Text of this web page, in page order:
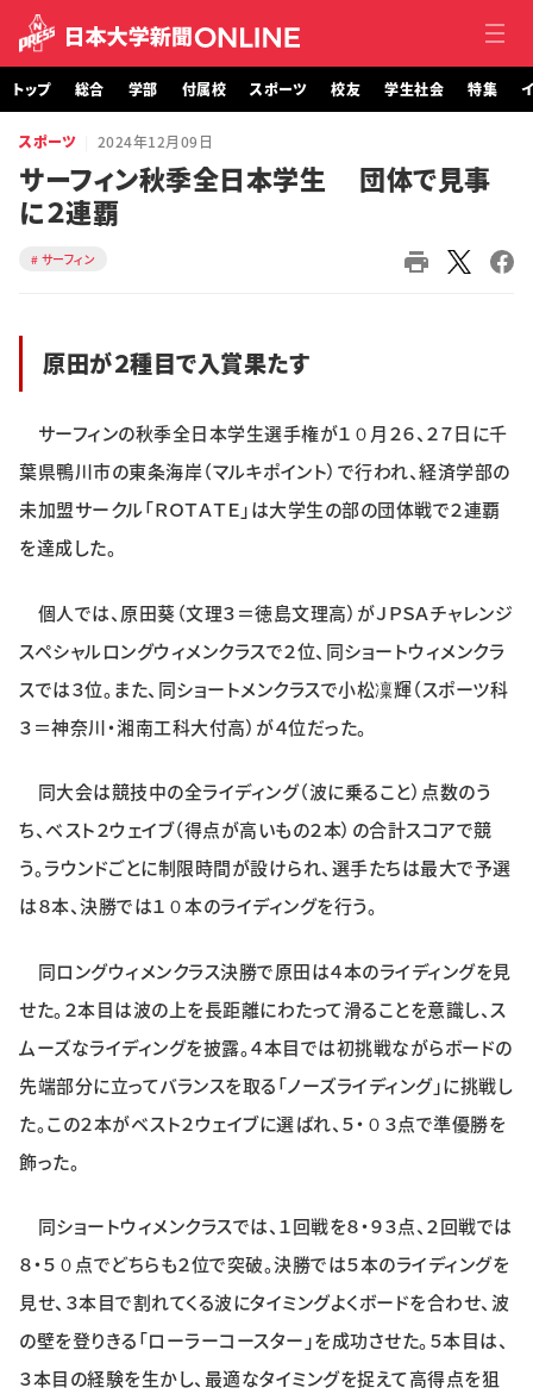
トップ
総合
学部・大学院
校友
学生社会
特集・企画
イベント
購読 日大文芸賞
トップ 総合 学部 付属校 スポーツ 校友 学生社会 特集
スポーツ 2024年12月09日
サーフィン秋季全日本学生 団体で見事
に２連覇
サーフィン
原田が２種目で入賞果たす
サーフィンの秋季全日本学生選手権が１０月２６、２７日に千
葉県鴨川市の東条海岸（マルキポイント）で行われ、経済学部の
未加盟サークル「ＲＯＴＡＴＥ」は大学生の部の団体戦で２連覇
を達成した。
個人では、原田葵（文理３＝徳島文理高）がＪＰＳＡチャレンジ
スペシャルロングウィメンクラスで２位、同ショートウィメンクラ
スでは３位。また、同ショートメンクラスで小松凜輝（スポーツ科
３＝神奈川・湘南工科大付高）が４位だった。
同大会は競技中の全ライディング（波に乗ること）点数のう
ち、ベスト２ウェイブ（得点が高いもの２本）の合計スコアで競
う。ラウンドごとに制限時間が設けられ、選手たちは最大で予選
は８本、決勝では１０本のライディングを行う。
同ロングウィメンクラス決勝で原田は４本のライディングを見
せた。２本目は波の上を長距離にわたって滑ることを意識し、ス
ムーズなライディングを披露。４本目では初挑戦ながらボードの
先端部分に立ってバランスを取る「ノーズライディング」に挑戦し
た。この２本がベスト２ウェイブに選ばれ、５・０３点で準優勝を
飾った。
同ショートウィメンクラスでは、１回戦を８・９３点、２回戦では
８・５０点でどちらも２位で突破。決勝では５本のライディングを
見せ、３本目で割れてくる波にタイミングよくボードを合わせ、波
の壁を登りきる「ローラーコースター」を成功させた。５本目は、
３本目の経験を生かし、最適なタイミングを捉えて高得点を狙